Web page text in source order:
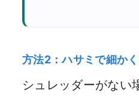
方法2：ハサミで細か
シュレッダーがない